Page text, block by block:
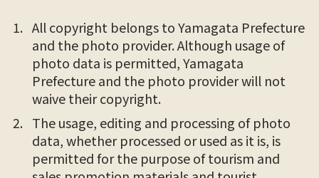
All copyright belongs to Yamagata Prefecture
and the photo provider. Although usage of
photo data is permitted, Yamagata
Prefecture and the photo provider will not
waive their copyright.
The usage, editing and processing of photo
data, whether processed or used as it is, is
permitted for the purpose of tourism and